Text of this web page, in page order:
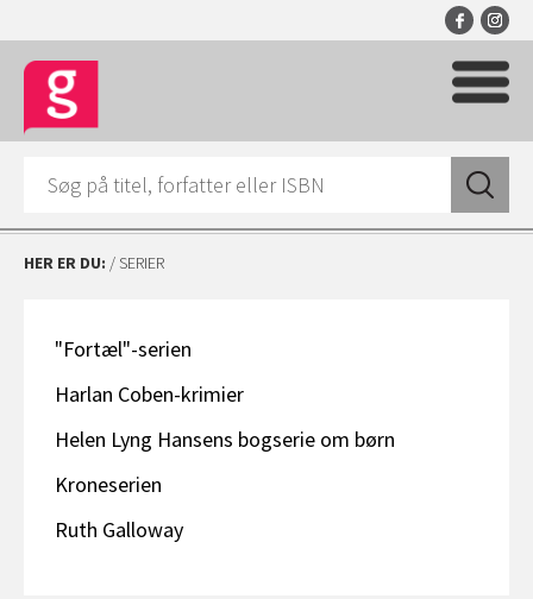
HER ER DU: / SERIER
"Fortæl"-serien
Harlan Coben-krimier
Helen Lyng Hansens bogserie om børn
Kroneserien
Ruth Galloway